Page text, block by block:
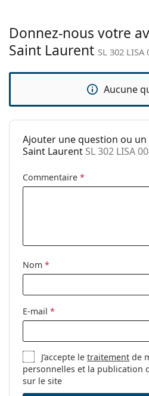
Tissu de
nettoyage:
Oui
Pour
Catégorie:
Lunettes
Utilisation:
Mode
Non
Donnez-nous votre
Saint Laurent SL 302 LISA
Aucune
Ajouter une question ou
Saint Laurent SL 302 LISA
Commentaire *
Nom *
E-mail *
J’accepte letraitement de
personnelles et la publication
sur le site